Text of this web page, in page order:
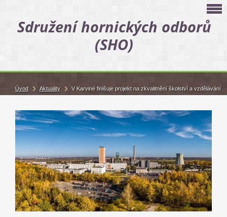
Sdružení hornických odborů
(SHO)
Úvod Aktuality V Karviné finišuje projekt na zkvalitnění školství a vzdělávání